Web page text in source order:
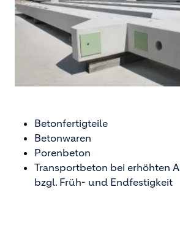
Betonfertigteile
Betonwaren
Porenbeton
Transportbeton bei erhöhten
bzgl. Früh- und Endfestigkeit